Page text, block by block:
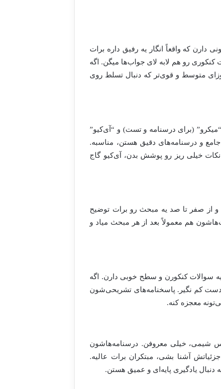
که واقعاً انگار یه رفیق داره برات
رو هم لابه لای جواب‌ها میگن. اگه
متوسط و قوی‌تر که دنبال تسلط روی
(برای درسنامه و تست) و “آی‌کیو”
و درسنامه‌های دقیق هستن، مناسبه.
خیلی ریز رو پوشش بدن، آی‌کیو گاج
از صفر تا صد یه مبحث رو برات توضیح
هم معمولاً بعد از هر مبحث میاد و
سوالات کنکورن و سطح خوبی دارن. اگه
دست کم نگیر. پاسخنامه‌های تشریحی‌شون
معجزه کنه.
شیمی، خیلی معروفن. درسنامه‌هاشون
آشنا بشی، مبتکران برات عالیه.
یادگیری پایه‌ای و عمیق هستن.